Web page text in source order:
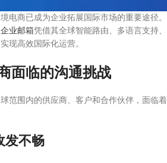
电商已成为企业拓展国际市场的重要途径
业邮箱凭借其全球智能路由、多语言支持
现高效国际化运营。
面临的沟通挑战
范围内的供应商、客户和合作伙伴，面临
发不畅